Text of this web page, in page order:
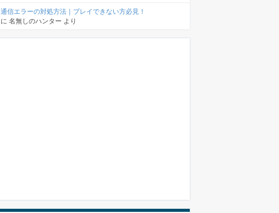
通信エラーの対処方法｜プレイできない方必見！
に 名無しのハンター より